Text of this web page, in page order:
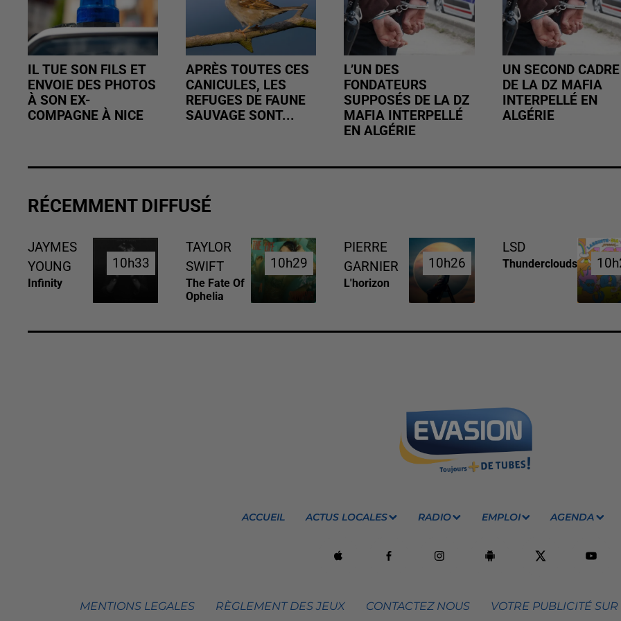
IL TUE SON FILS ET
ENVOIE DES PHOTOS
À SON EX-
COMPAGNE À NICE
APRÈS TOUTES CES
CANICULES, LES
REFUGES DE FAUNE
SAUVAGE SONT...
L’UN DES
FONDATEURS
SUPPOSÉS DE LA DZ
MAFIA INTERPELLÉ
EN ALGÉRIE
UN SECOND CADRE
DE LA DZ MAFIA
INTERPELLÉ EN
ALGÉRIE
RÉCEMMENT DIFFUSÉ
JAYMES
YOUNG
Infinity
10h33
10h33
TAYLOR
SWIFT
The Fate Of
Ophelia
10h29
10h29
PIERRE
GARNIER
L'horizon
10h26
10h26
LSD
Thunderclouds
ACCUEIL ACTUS LOCALES RADIO EMPLOI AGENDA
MENTIONS LEGALES RÈGLEMENT DES JEUX CONTACTEZ NOUS VOTRE PUBLICITÉ